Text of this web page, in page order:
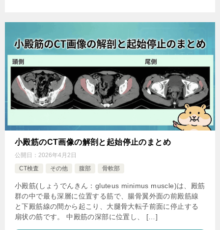
小殿筋のCT画像の解剖と起始停止のまとめ
公開日： 2026年4月2日
CT検査
その他 腹部 骨軟部
小殿筋(しょうでんきん：gluteus minimus muscle)は、殿筋
群の中で最も深層に位置する筋で、腸骨翼外面の前殿筋線
と下殿筋線の間から起こり、大腿骨大転子前面に停止する
扇状の筋です。 中殿筋の深部に位置し、 […]